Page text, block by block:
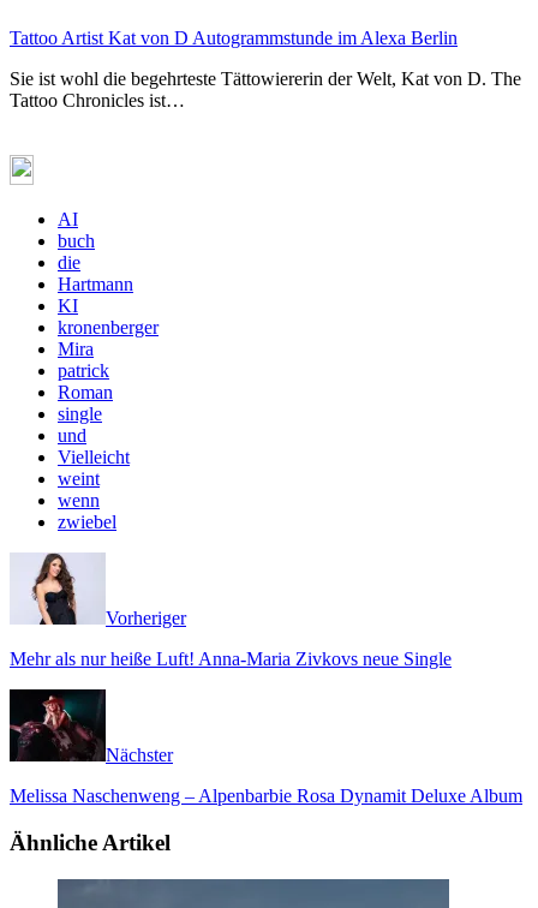
Tattoo Artist Kat von D Autogrammstunde im Alexa Berlin
Sie ist wohl die begehrteste Tättowiererin der Welt, Kat von D. The
Tattoo Chronicles ist…
AI
buch
die
Hartmann
KI
kronenberger
Mira
patrick
Roman
single
und
Vielleicht
weint
wenn
zwiebel
Vorheriger
Mehr als nur heiße Luft! Anna-Maria Zivkovs neue Single
Nächster
Melissa Naschenweng – Alpenbarbie Rosa Dynamit Deluxe Album
Ähnliche Artikel